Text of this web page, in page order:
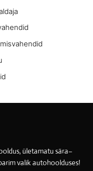
ületamatu sära–
valik autohoolduses!